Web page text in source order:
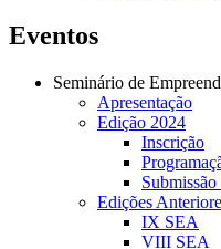
Eventos
Seminário de
Apresentação
Edição 2024
Inscrição
Edições
IX SEA
VIII SEA